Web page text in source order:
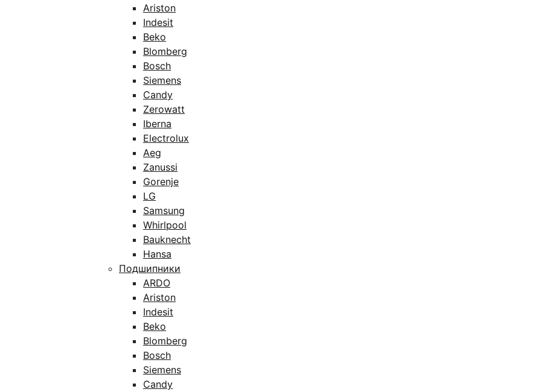
Ariston
Indesit
Beko
Blomberg
Bosch
Siemens
Candy
Zerowatt
Iberna
Electrolux
Aeg
Zanussi
Gorenje
LG
Samsung
Whirlpool
Bauknecht
Hansa
Подшипники
ARDO
Ariston
Indesit
Beko
Blomberg
Bosch
Siemens
Candy